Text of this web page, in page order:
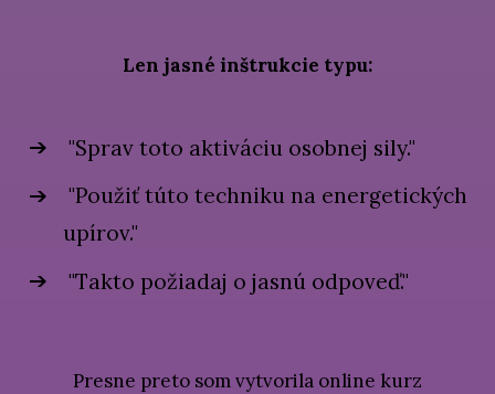
Len jasné inštrukcie typu:
"Sprav toto aktiváciu osobnej sily."
"Použiť túto techniku na energetických
upírov."
"Takto požiadaj o jasnú odpoveď."
Presne preto som vytvorila online kurz